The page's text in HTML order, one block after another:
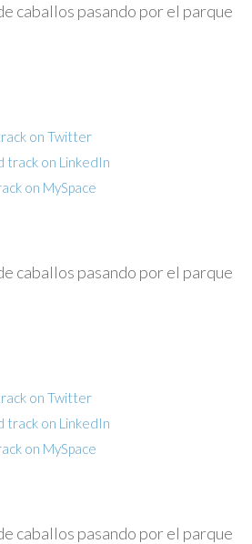
caballos pasando por el parque
caballos pasando por el parque
caballos pasando por el parque